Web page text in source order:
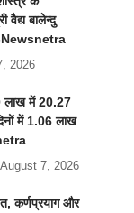
वैद्य बालेन्दु
Newsnetra
2026
लाख में 20.27
में 1.06 लाख
August 7, 2026
कर्णप्रयाग और